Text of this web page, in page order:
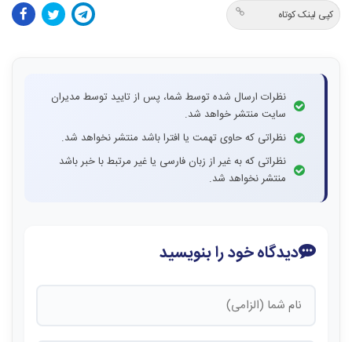
کپی لینک کوتاه
نظرات ارسال شده توسط شما، پس از تایید توسط مدیران
سایت منتشر خواهد شد.
نظراتی که حاوی تهمت یا افترا باشد منتشر نخواهد شد.
نظراتی که به غیر از زبان فارسی یا غیر مرتبط با خبر باشد
منتشر نخواهد شد.
دیدگاه خود را بنویسید